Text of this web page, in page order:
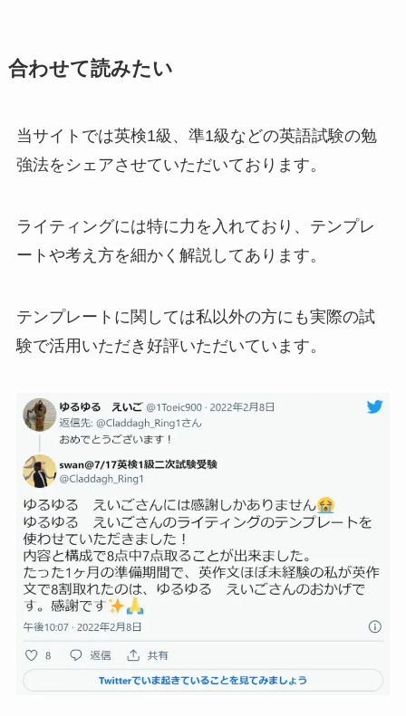
合わせて読みたい
当サイトでは英検1級、準1級などの英語試験の勉
強法をシェアさせていただいております。
ライティングには特に力を入れており、テンプレ
ートや考え方を細かく解説してあります。
テンプレートに関しては私以外の方にも実際の試
験で活用いただき好評いただいています。